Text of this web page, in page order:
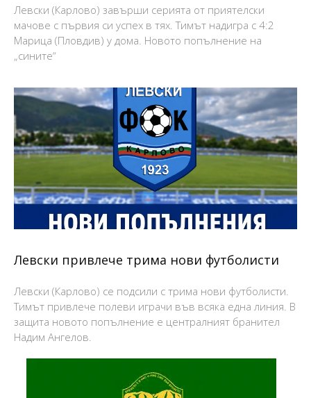
Левски (Карлово) завърши серията от приятелски
мачове с първия си успех в тях. Тимът надигра с 4:2
Марица (Пловдив) у дома. Новото попълнение на
„сините“
Левски привлече трима нови футболисти
Левски (Карлово) се подсили с трима нови футболисти.
Тимът привлече полеви играчи във всяка една линия. В
защита новото попълнение е централният бранител
Надим Ангелов.